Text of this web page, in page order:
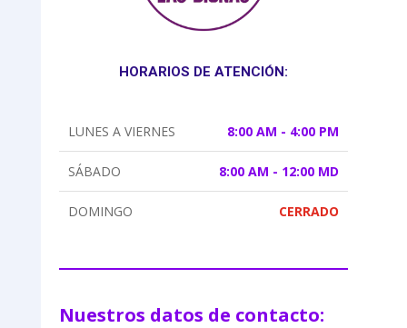
HORARIOS DE ATENCIÓN:
LUNES A VIERNES 8:00 AM - 4:00 PM
SÁBADO 8:00 AM - 12:00 MD
DOMINGO CERRADO
Nuestros datos de contacto: